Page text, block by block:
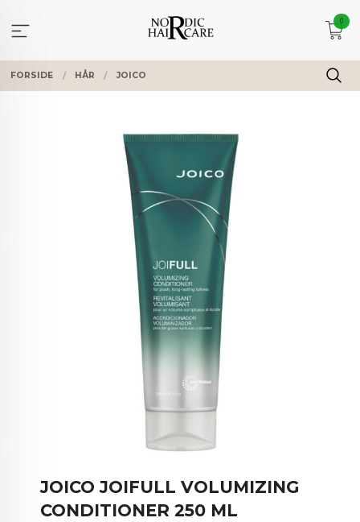
innholdet
0
FORSIDE HÅR JOICO
JOICO JOIFULL VOLUMIZING
CONDITIONER 250 ML